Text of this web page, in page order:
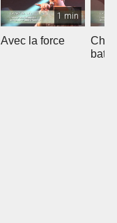
1 min
Avec la force